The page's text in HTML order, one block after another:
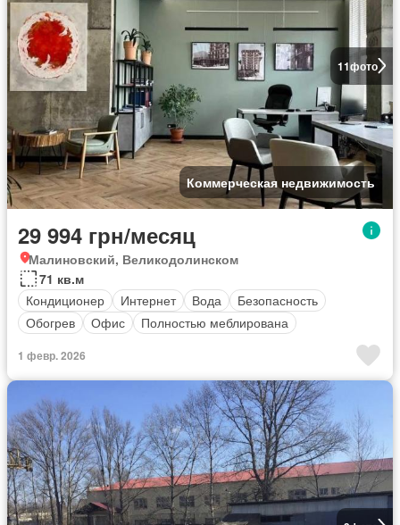
11фото
Коммерческая недвижимость
29 994 грн/месяц
Малиновский, Великодолинском
71 кв.м
Кондиционер
Интернет Вода
Безопасность
Обогрев
Офис Полностью меблирована
1 февр. 2026